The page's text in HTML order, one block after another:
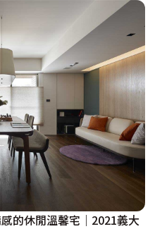
的休閒溫馨宅｜2021義大